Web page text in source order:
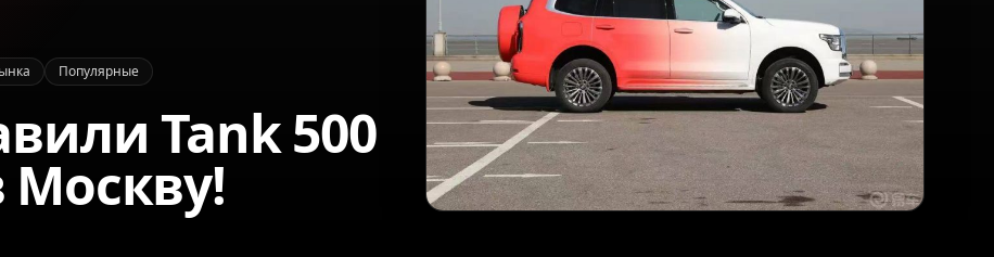
Популярные
Tank 500
Москву!